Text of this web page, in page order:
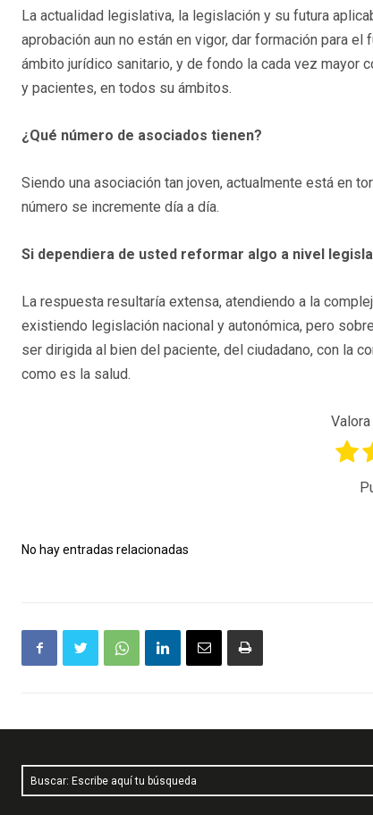
La actualidad legislativa, la legislación y su futura
aprobación aun no están en vigor, dar formación para
ámbito jurídico sanitario, y de fondo la cada vez mayor
y pacientes, en todos su ámbitos.
¿Qué número de asociados tienen?
Siendo una asociación tan joven, actualmente está en
número se incremente día a día.
Si dependiera de usted reformar algo a nivel
La respuesta resultaría extensa, atendiendo a la
existiendo legislación nacional y autonómica, pero
ser dirigida al bien del paciente, del ciudadano, con la
como es la salud.
No hay entradas relacionadas
Buscar: Escribe aquí tu búsqueda